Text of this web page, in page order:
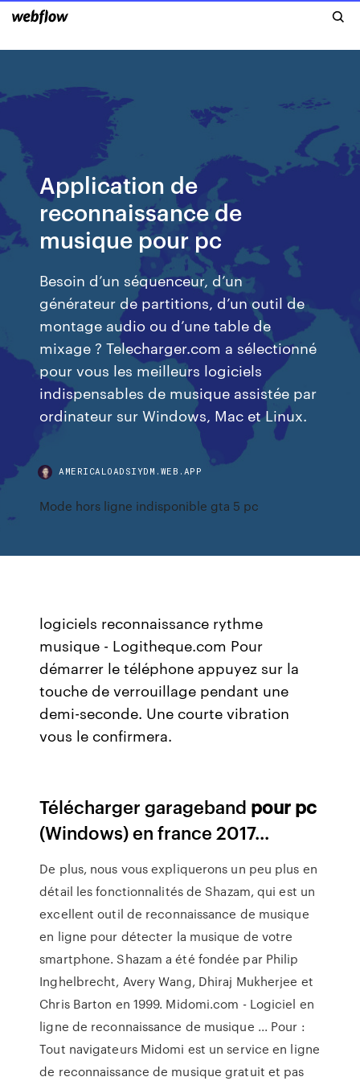
Application de
reconnaissance de
musique pour pc
Besoin d’un séquenceur, d’un
générateur de partitions, d’un outil de
montage audio ou d’une table de
mixage ? Telecharger.com a sélectionné
pour vous les meilleurs logiciels
indispensables de musique assistée par
ordinateur sur Windows, Mac et Linux.
AMERICALOADSIYDM.WEB.APP
Mode hors ligne indisponible gta 5 pc
logiciels reconnaissance rythme
musique - Logitheque.com Pour
démarrer le téléphone appuyez sur la
touche de verrouillage pendant une
demi-seconde. Une courte vibration
vous le confirmera.
Télécharger garageband pour pc
(Windows) en france 2017...
De plus, nous vous expliquerons un peu plus en
détail les fonctionnalités de Shazam, qui est un
excellent outil de reconnaissance de musique
en ligne pour détecter la musique de votre
smartphone. Shazam a été fondée par Philip
Inghelbrecht, Avery Wang, Dhiraj Mukherjee et
Chris Barton en 1999. Midomi.com - Logiciel en
ligne de reconnaissance de musique ... Pour :
Tout navigateurs Midomi est un service en ligne
de reconnaissance de musique gratuit et pas